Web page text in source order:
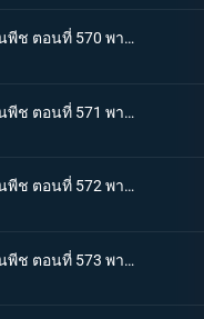
One piece วันพีช ตอนที่ 570 พากย์ไทย กลุ่มหมวกฟางตะลึง! จอมพลคนใหม่แห่งกองทัพเรือ!
One piece วันพีช ตอนที่ 571 พากย์ไทย ผู้ชื่นชอบของหวาน! สี่จักรพรรดิ บิ๊กมัม
One piece วันพีช ตอนที่ 572 พากย์ไทย ความยุ่งยากโถมเข้าใส่ กับดักที่รออยู่ในนิวเวิลด์
One piece วันพีช ตอนที่ 573 พากย์ไทย ในที่สุดก็ออกเรือ! ลาก่อนเกาะมนุษย์เงือก!